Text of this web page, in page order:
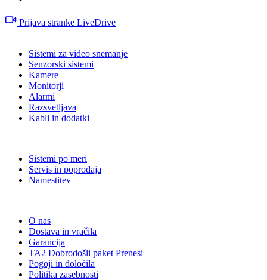
Prijava stranke LiveDrive
Sistemi za video snemanje
Senzorski sistemi
Kamere
Monitorji
Alarmi
Razsvetljava
Kabli in dodatki
Sistemi po meri
Servis in poprodaja
Namestitev
O nas
Dostava in vračila
Garancija
TA2 Dobrodošli paket Prenesi
Pogoji in določila
Politika zasebnosti